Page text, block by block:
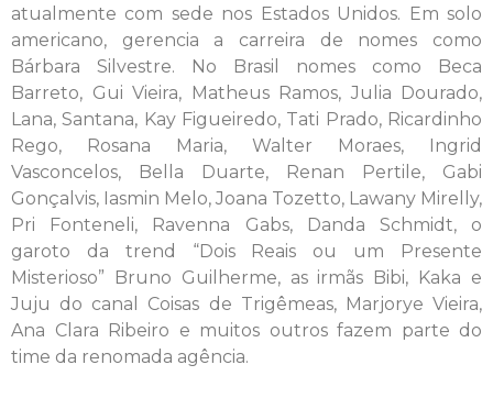
atualmente com sede nos Estados Unidos. Em solo
americano, gerencia a carreira de nomes como
Bárbara Silvestre. No Brasil nomes como Beca
Barreto, Gui Vieira, Matheus Ramos, Julia Dourado,
Lana, Santana, Kay Figueiredo, Tati Prado, Ricardinho
Rego, Rosana Maria, Walter Moraes, Ingrid
Vasconcelos, Bella Duarte, Renan Pertile, Gabi
Gonçalvis, Iasmin Melo, Joana Tozetto, Lawany Mirelly,
Pri Fonteneli, Ravenna Gabs, Danda Schmidt, o
garoto da trend “Dois Reais ou um Presente
Misterioso” Bruno Guilherme, as irmãs Bibi, Kaka e
Juju do canal Coisas de Trigêmeas, Marjorye Vieira,
Ana Clara Ribeiro e muitos outros fazem parte do
time da renomada agência.